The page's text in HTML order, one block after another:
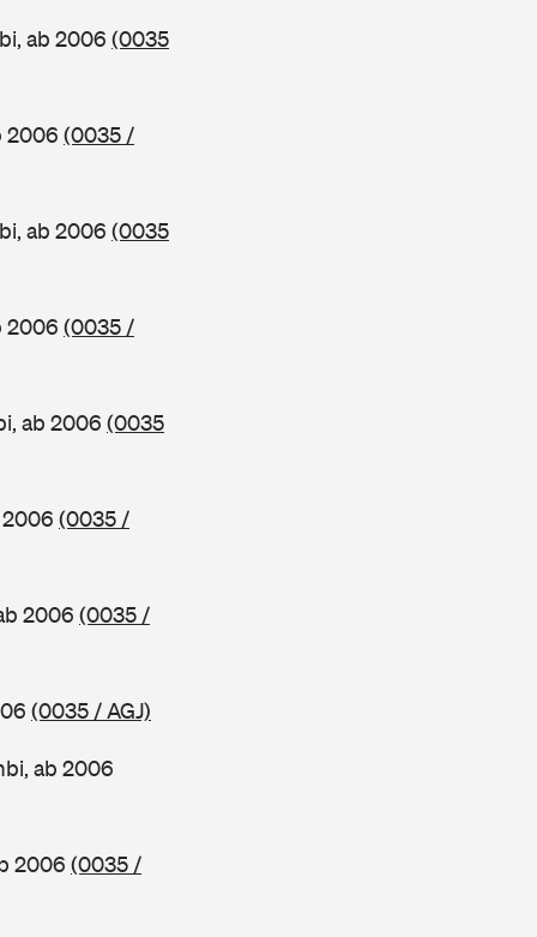
ab 2006 (0035
2006 (0035 /
ab 2006 (0035
2006 (0035 /
ab 2006 (0035
2006 (0035 /
2006 (0035 /
(0035 / AGJ)
ab 2006
2006 (0035 /